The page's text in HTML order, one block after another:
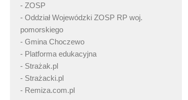
- ZOSP
- Oddział Wojewódzki ZOSP RP woj.
pomorskiego
- Gmina Choczewo
- Platforma edukacyjna
- Strażak.pl
- Strażacki.pl
- Remiza.com.pl